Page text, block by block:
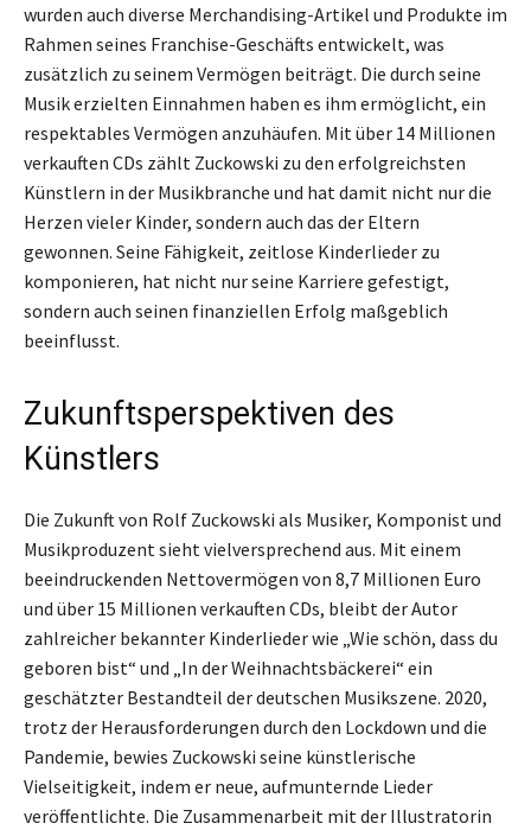
wurden auch diverse Merchandising-Artikel und Produkte im
Rahmen seines Franchise-Geschäfts entwickelt, was
zusätzlich zu seinem Vermögen beiträgt. Die durch seine
Musik erzielten Einnahmen haben es ihm ermöglicht, ein
respektables Vermögen anzuhäufen. Mit über 14 Millionen
verkauften CDs zählt Zuckowski zu den erfolgreichsten
Künstlern in der Musikbranche und hat damit nicht nur die
Herzen vieler Kinder, sondern auch das der Eltern
gewonnen. Seine Fähigkeit, zeitlose Kinderlieder zu
komponieren, hat nicht nur seine Karriere gefestigt,
sondern auch seinen finanziellen Erfolg maßgeblich
beeinflusst.
Zukunftsperspektiven des
Künstlers
Die Zukunft von Rolf Zuckowski als Musiker, Komponist und
Musikproduzent sieht vielversprechend aus. Mit einem
beeindruckenden Nettovermögen von 8,7 Millionen Euro
und über 15 Millionen verkauften CDs, bleibt der Autor
zahlreicher bekannter Kinderlieder wie „Wie schön, dass du
geboren bist“ und „In der Weihnachtsbäckerei“ ein
geschätzter Bestandteil der deutschen Musikszene. 2020,
trotz der Herausforderungen durch den Lockdown und die
Pandemie, bewies Zuckowski seine künstlerische
Vielseitigkeit, indem er neue, aufmunternde Lieder
veröffentlichte. Die Zusammenarbeit mit der Illustratorin